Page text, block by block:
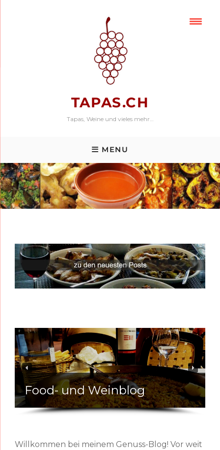
TAPAS.CH
Tapas, Weine und vieles mehr…
MENU
Food- und Weinblog
Willkommen bei meinem Genuss-Blog! Vor weit